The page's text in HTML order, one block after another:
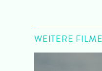
WEITERE FILME